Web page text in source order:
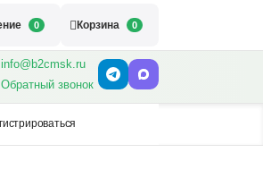
0 Корзина 0
info@b2cmsk.ru
Обратный звонок